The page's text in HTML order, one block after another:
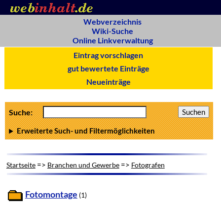
Webverzeichnis
Wiki-Suche
Online Linkverwaltung
Eintrag vorschlagen
gut bewertete Einträge
Neueinträge
Suche:
Erweiterte Such- und Filtermöglichkeiten
Startseite=> Branchen und Gewerbe=> Fotografen
Fotomontage (1)